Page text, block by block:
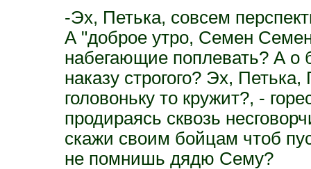
-Эх, Петька, совсем
А "доброе утро, Семен
набегающие поплевать? А о
наказу строгого? Эх,
головоньку то кружит?, -
продираясь сквозь
скажи своим бойцам чтоб
не помнишь дядю Сему?